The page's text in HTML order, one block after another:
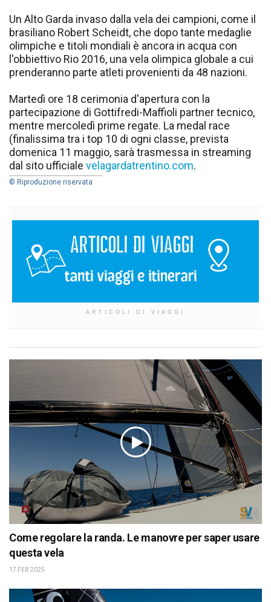
Un Alto Garda invaso dalla vela dei campioni, come il
brasiliano Robert Scheidt, che dopo tante medaglie
olimpiche e titoli mondiali è ancora in acqua con
l'obbiettivo Rio 2016, una vela olimpica globale a cui
prenderanno parte atleti provenienti da 48 nazioni.
Martedì ore 18 cerimonia d'apertura con la
partecipazione di Gottifredi-Maffioli partner tecnico,
mentre mercoledì prime regate. La medal race
(finalissima tra i top 10 di ogni classe, prevista
domenica 11 maggio, sarà trasmessa in streaming
dal sito ufficiale velagardatrentino.com.
© Riproduzione riservata
ARTICOLI DI VIAGGI
Come regolare la randa. Le manovre per saper usare
questa vela
17 FEB 2025